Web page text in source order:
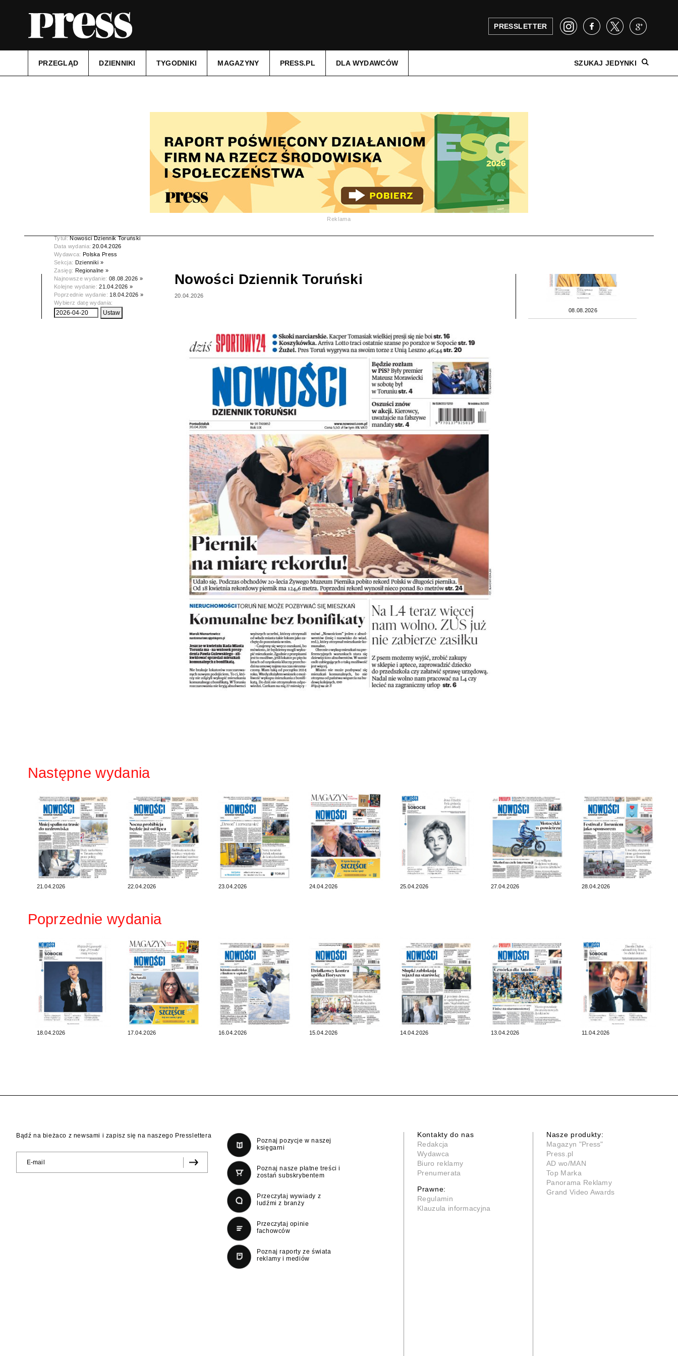
PRESSLETTER
PRZEGLĄD DZIENNIKI TYGODNIKI MAGAZYNY PRESS.PL DLA WYDAWCÓW SZUKAJ JEDYNKI
Reklama
Tytuł:Nowości Dziennik Toruński
Data wydania:20.04.2026
Wydawca: Polska Press
Sekcja: Dzienniki »
Zasięg: Regionalne »
Najnowsze wydanie:08.08.2026 »
Kolejne wydanie:21.04.2026 »
Poprzednie wydanie: 18.04.2026 »
Wybierz datę wydania:
Nowości Dziennik Toruński
20.04.2026
08.08.2026
Następne wydania
21.04.2026 22.04.2026 23.04.2026 24.04.2026 25.04.2026 27.04.2026 28.04.2026
Poprzednie wydania
18.04.2026 17.04.2026 16.04.2026 15.04.2026 14.04.2026 13.04.2026 11.04.2026
Bądź na bieżaco z newsami i zapisz się na naszego Presslettera
Poznaj pozycje w naszej
księgarni
Poznaj nasze płatne treści i
zostań subskrybentem
Przeczytaj wywiady z
ludźmi z branży
Przeczytaj opinie
fachowców
Poznaj raporty ze świata
reklamy i mediów
Kontakty do nas
Redakcja
Wydawca
Biuro reklamy
Prenumerata
Prawne:
Regulamin
Klauzula informacyjna
Nasze produkty:
Magazyn "Press"
Press.pl
AD wo/MAN
Top Marka
Panorama Reklamy
Grand Video Awards